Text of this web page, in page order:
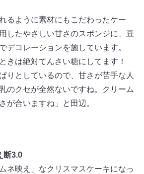
るように素材にもこだわったケー
したやさしい甘さのスポンジに、豆
デコレーションを施しています。
ときは絶対てんさい糖にしてます！
りとしているので、甘さが苦手な人
のクセが全然ないですね。クリーム
が合いますね」と田辺。
断3.0
ネ映え」なクリスマスケーキになっ